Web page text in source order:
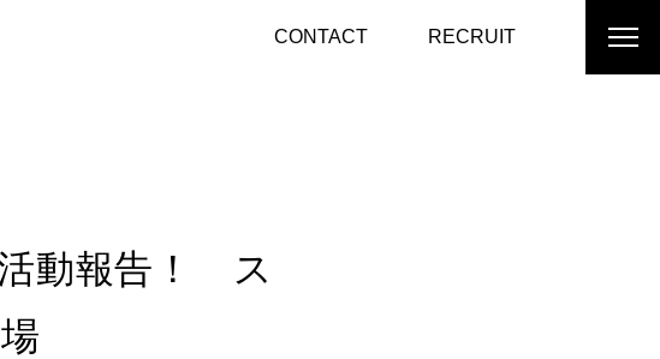
CONTACT RECRUIT
動報告！ ス